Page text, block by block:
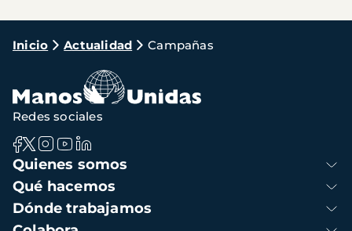
Ruta
navegación
Inicio Actualidad Campañas
Navegación
principal
Quienes somos
Qué hacemos
Dónde trabajamos
Redes sociales